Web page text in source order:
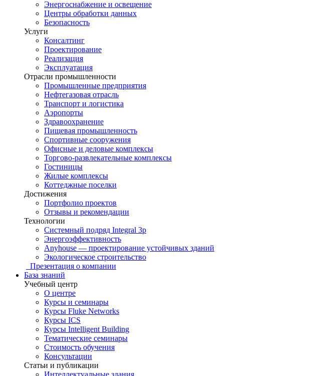
Энергоснабжение и освещение
Центры обработки данных
Безопасность
Услуги
Консалтинг
Проектирование
Реализация
Эксплуатация
Отрасли промышленности
Промышленные предприятия
Нефтегазовая отрасль
Транспорт и логистика
Аэропорты
Здравоохранение
Пищевая промышленность
Спортивные сооружения
Офисные и деловые комплексы
Торгово-развлекательные комплексы
Гостиницы
Жилые комплексы
Коттеджные поселки
Достижения
Портфолио проектов
Отзывы и рекомендации
Технологии
Системный подряд Integral 3p
Энергоэффективность
Anyhouse — проектирование устойчивых зданий
Экологическое строительство
Презентация о компании
База знаний
Учебный центр
О центре
Курсы и семинары
Курсы Fluke Networks
Курсы ICS
Курсы Intelligent Building
Тематические семинары
Стоимость обучения
Консультации
Статьи и публикации
Интеллектуальные здания